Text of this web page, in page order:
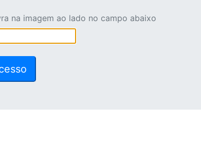
na imagem ao lado no campo abaixo